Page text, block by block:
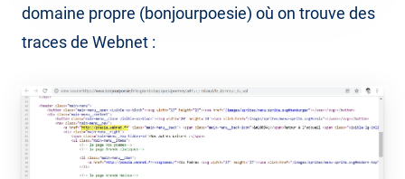
domaine propre (bonjourpoesie) où on trouve des
traces de Webnet :